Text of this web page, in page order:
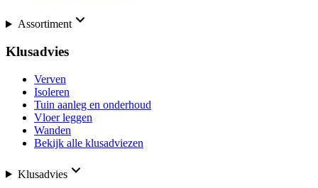
Assortiment
Klusadvies
Verven
Isoleren
Tuin aanleg en onderhoud
Vloer leggen
Wanden
Bekijk alle klusadviezen
Klusadvies